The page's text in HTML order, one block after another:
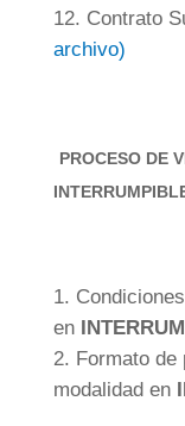
Contrato
archivo)
PROCESO DE
en
Formato de
modalidad en